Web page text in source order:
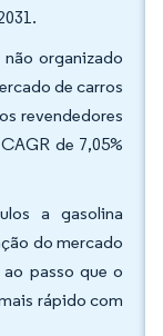
organizado
de carros
revendedores
de 7,05%
a gasolina
do mercado
passo que o
rápido com